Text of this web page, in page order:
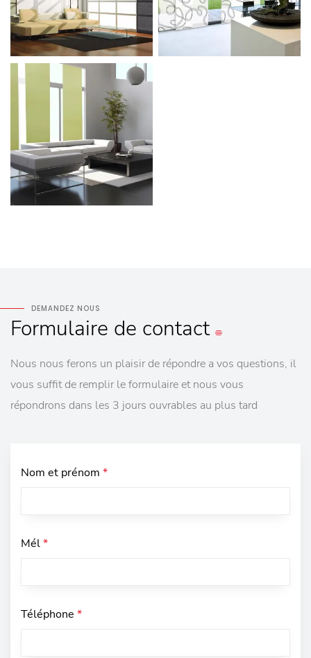
DEMANDEZ NOUS
Formulaire de contact
Nous nous ferons un plaisir de répondre a vos questions, il
vous suffit de remplir le formulaire et nous vous
répondrons dans les 3 jours ouvrables au plus tard
Nom et prénom *
Mél*
Téléphone *